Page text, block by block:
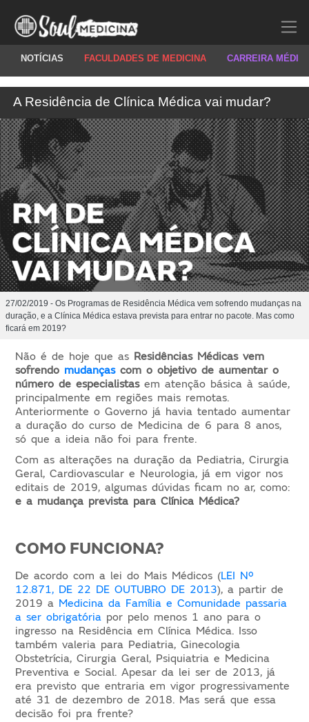
NOTÍCIAS FACULDADES DE MEDICINA CARREIRA
A Residência de Clínica Médica vai mudar?
27/02/2019 - Os Programas de Residência Médica vem sofrendo mudanças na
duração, e a Clínica Médica estava prevista para entrar no pacote. Mas como
ficará em 2019?
Não é de hoje que as Residências Médicas vem
sofrendo mudançascom o objetivo de aumentar o
número de especialistasem atenção básica à saúde,
principalmente em regiões mais remotas.
Anteriormente o Governo já havia tentado aumentar
a duração do curso de Medicina de 6 para 8 anos,
só que a ideia não foi para frente.
Com as alterações na duração da Pediatria, Cirurgia
Geral, Cardiovascular e Neurologia, já em vigor nos
editais de 2019, algumas dúvidas ficam no ar, como:
e a mudança prevista para Clínica Médica?
COMO FUNCIONA?
De acordo com a lei do Mais Médicos (LEI Nº
12.871, DE 22 DE OUTUBRO DE 2013), a partir de
2019 a Medicina da Família e Comunidade passaria
a ser obrigatória por pelo menos 1 ano para o
ingresso na Residência em Clínica Médica. Isso
também valeria para Pediatria, Ginecologia
Obstetrícia, Cirurgia Geral, Psiquiatria e Medicina
Preventiva e Social. Apesar da lei ser de 2013, já
era previsto que entraria em vigor progressivamente
até 31 de dezembro de 2018. Mas será que essa
decisão foi pra frente?